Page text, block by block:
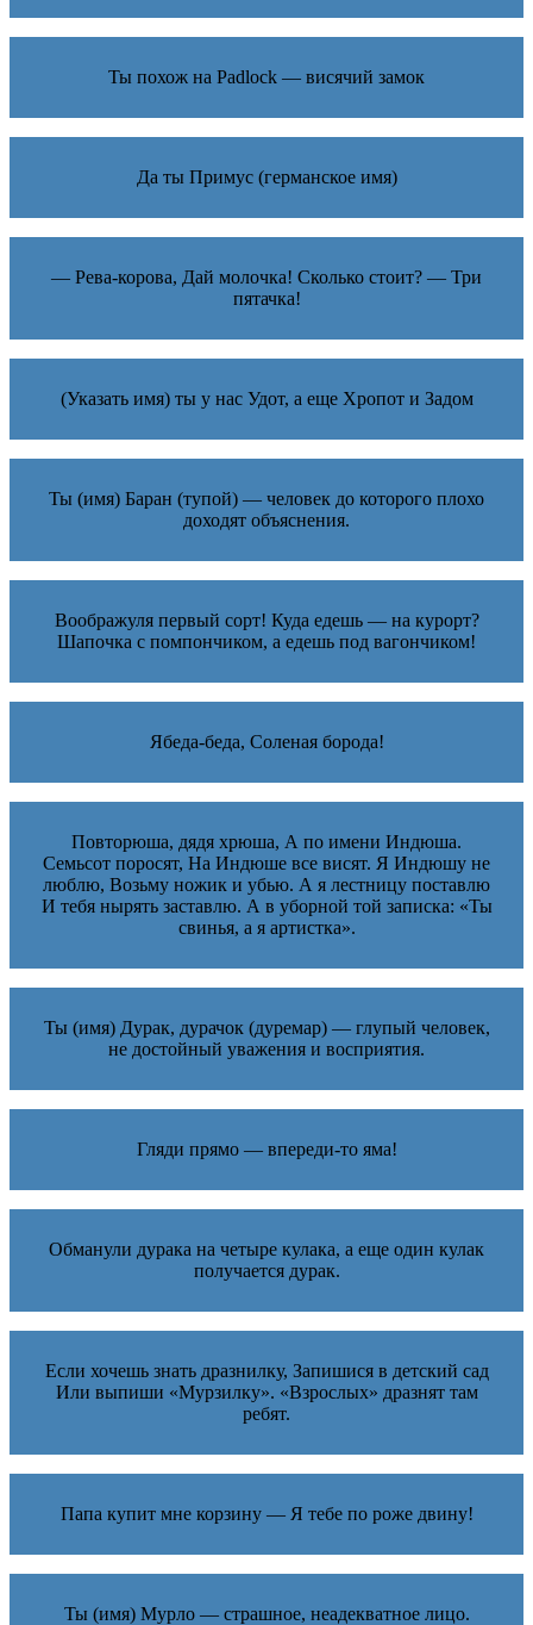
Ты похож на Padlock — висячий замок
Да ты Примус (германское имя)
— Рева-корова, Дай молочка! Сколько стоит? — Три
пятачка!
(Указать имя) ты у нас Удот, а еще Хропот и Задом
Ты (имя) Баран (тупой) — человек до которого плохо
доходят объяснения.
Воображуля первый сорт! Куда едешь — на курорт?
Шапочка с помпончиком, а едешь под вагончиком!
Ябеда-беда, Соленая борода!
Повторюша, дядя хрюша, А по имени Индюша.
Семьсот поросят, На Индюше все висят. Я Индюшу не
люблю, Возьму ножик и убью. А я лестницу поставлю
И тебя нырять заставлю. А в уборной той записка: «Ты
свинья, а я артистка».
Ты (имя) Дурак, дурачок (дуремар) — глупый человек,
не достойный уважения и восприятия.
Гляди прямо — впереди-то яма!
Обманули дурака на четыре кулака, а еще один кулак
получается дурак.
Если хочешь знать дразнилку, Запишися в детский сад
Или выпиши «Мурзилку». «Взрослых» дразнят там
ребят.
Папа купит мне корзину — Я тебе по роже двину!
Ты (имя) Мурло — страшное, неадекватное лицо.